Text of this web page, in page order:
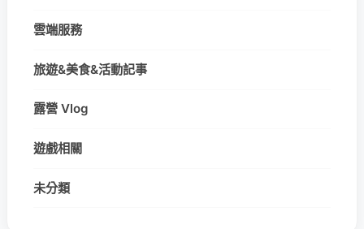
雲端服務
旅遊&美食&活動記事
露營 Vlog
遊戲相關
未分類